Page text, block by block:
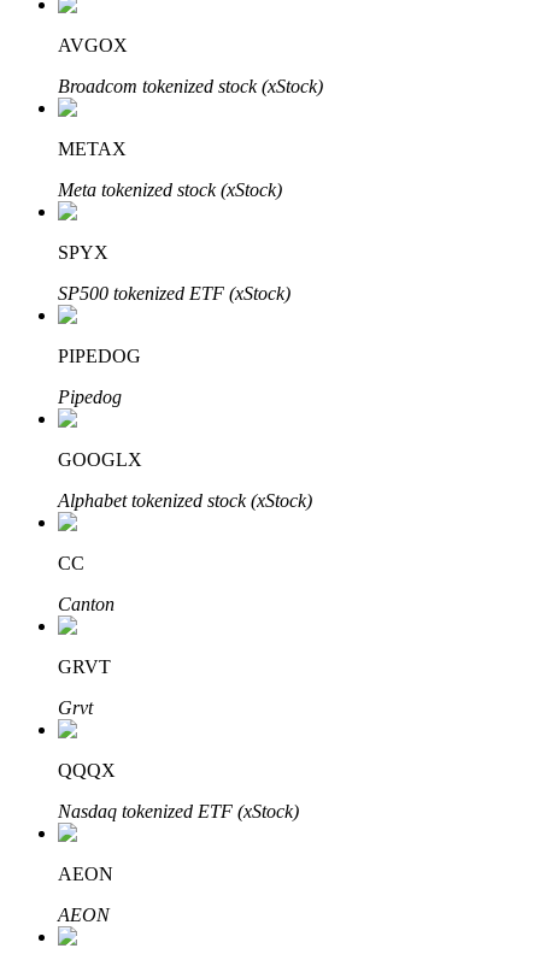
Изучите стейкинг
Узнайте о пассивном доходе
Bitrue
Bitrue Партнеры
AVGOX
Broadcom tokenized stock (xStock)
METAX
Meta tokenized stock (xStock)
SPYX
SP500 tokenized ETF (xStock)
PIPEDOG
Pipedog
GOOGLX
Alphabet tokenized stock (xStock)
CC
Canton
GRVT
Grvt
QQQX
Nasdaq tokenized ETF (xStock)
AEON
AEON